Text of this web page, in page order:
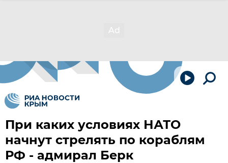
При каких условиях НАТО
начнут стрелять по кораблям
РФ - адмирал Берк